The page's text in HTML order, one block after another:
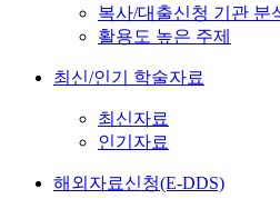
복사/대출신청 기관 분
활용도 높은 주제
최신/인기 학술자료
최신자료
인기자료
해외자료신청(E-DDS)